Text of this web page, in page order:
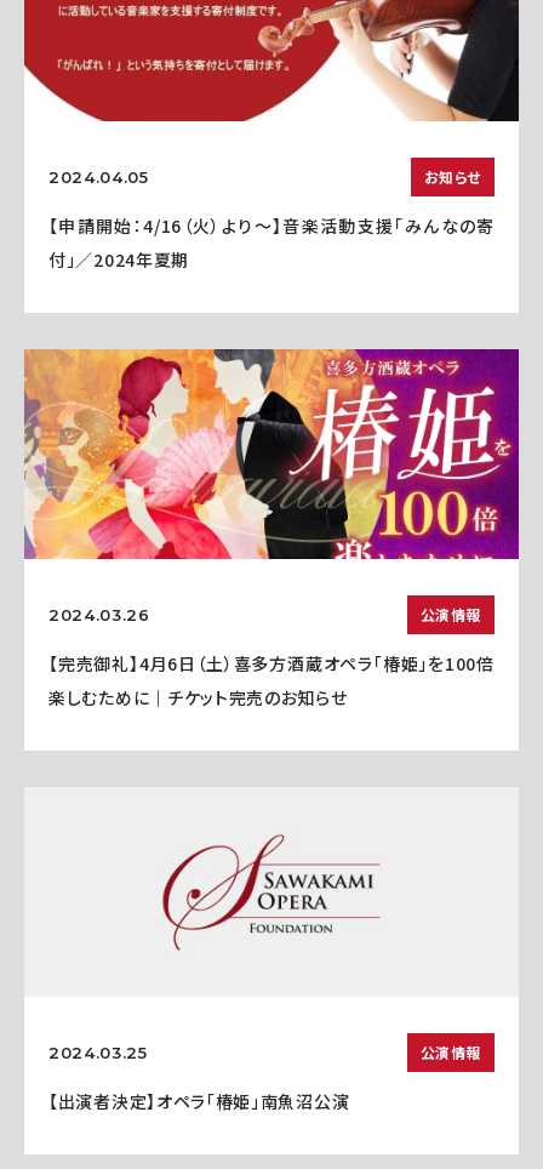
2024.04.05 お知らせ
【申請開始：4/16（火）より～】音楽活動支援「みんなの寄
付」／2024年夏期
2024.03.26 公演情報
【完売御礼】4月6日（土）喜多方酒蔵オペラ「椿姫」を100倍
楽しむために｜チケット完売のお知らせ
2024.03.25 公演情報
【出演者決定】オペラ「椿姫」南魚沼公演